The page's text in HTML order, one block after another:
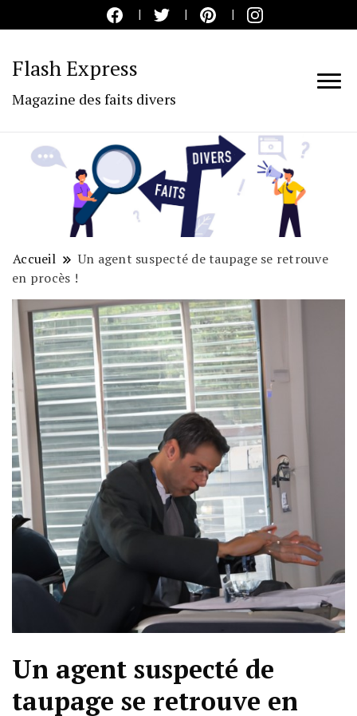
Flash Express
Magazine des faits divers
Accueil
Un agent suspecté de taupage se retrouve
en procès !
Un agent suspecté de
taupage se retrouve en